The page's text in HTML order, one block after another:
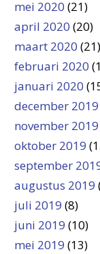
mei 2020 (21)
april 2020 (20)
maart 2020 (21)
februari 2020
januari 2020
december 2019
november 2019
oktober 2019
september
augustus 2019
juli 2019 (8)
juni 2019 (10)
mei 2019 (13)